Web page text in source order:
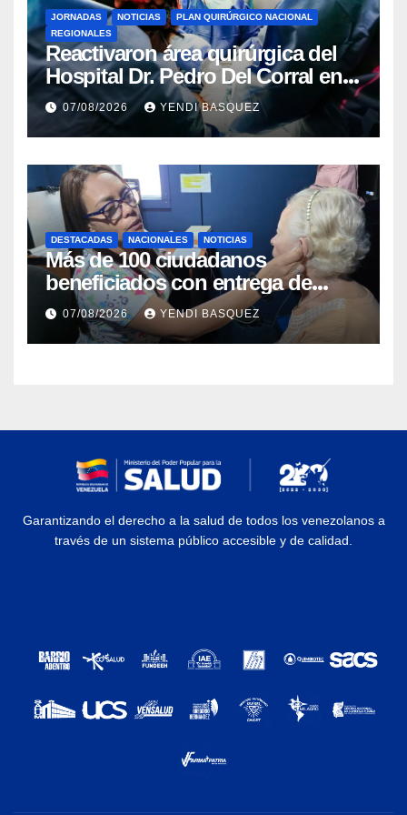
JORNADAS NOTICIAS
PLAN QUIRÚRGICO NACIONAL
REGIONALES
Reactivaron área quirúrgica del
Hospital Dr. Pedro Del Corral en
Guárico
07/08/2026 YENDI BASQUEZ
DESTACADAS NACIONALES NOTICIAS
Más de 100 ciudadanos
beneficiados con entrega de
prótesis auditivas en el Centro de
Rehabilitación J.J. Arvelo
07/08/2026 YENDI BASQUEZ
Garantizando el derecho a la salud de todos los venezolanos a
través de un sistema público accesible y de calidad.